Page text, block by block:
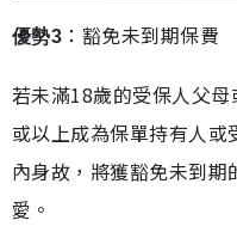
優勢3 ：豁免未到期保費
若未滿18歲的受保人父
或以上成為保單持有人
內身故，將獲豁免未到
愛。